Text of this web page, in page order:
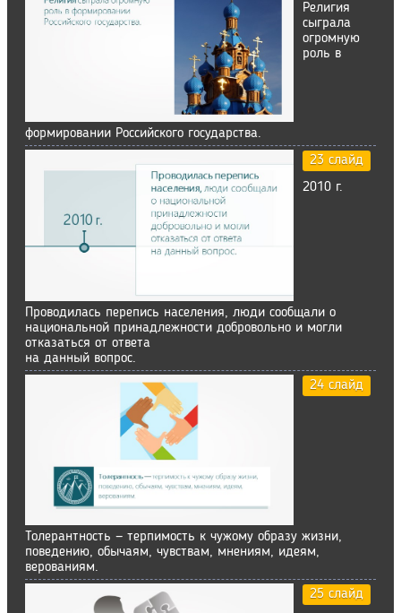
Религия
сыграла
огромную
роль в
формировании Российского государства.
23 слайд
2010 г.
Проводилась перепись населения, люди сообщали о
национальной принадлежности добровольно и могли
отказаться от ответа
на данный вопрос.
24 слайд
Толерантность — терпимость к чужому образу жизни,
поведению, обычаям, чувствам, мнениям, идеям,
верованиям.
25 слайд